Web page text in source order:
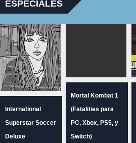
ESPECIALES
International
Superstar Soccer
Deluxe
Mortal Kombat 1
(Fatalities para
PC, Xbox, PS5, y
Switch)